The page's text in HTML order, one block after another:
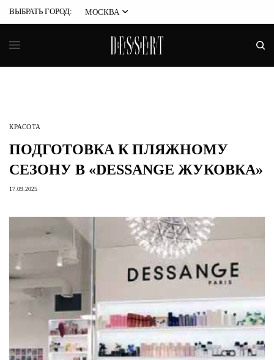
ВЫБРАТЬ ГОРОД: МОСКВА
КРАСОТА
ПОДГОТОВКА К ПЛЯЖНОМУ
СЕЗОНУ В «DESSANGE ЖУКОВКА»
17.09.2025